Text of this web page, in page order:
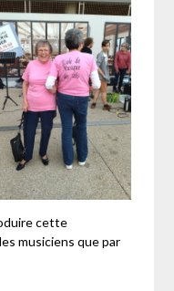
cette
musiciens que par